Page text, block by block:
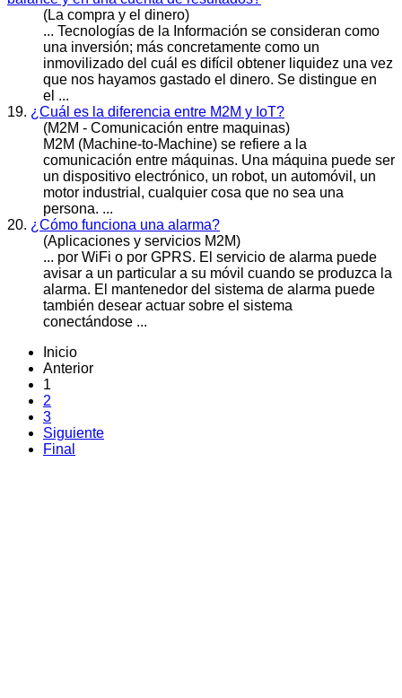
(La compra y el dinero)
... Tecnologías de la Información se consideran como
una inversión; más concretamente como un
inmovil izado del cuál es difícil obtener liquidez una vez
que nos hayamos gastado el dinero. Se distingue en
el ...
19. ¿Cuál es la diferencia entre M2M y IoT?
(M2M - Comunicación entre maquinas)
M2M (Machine-to-Machine) se refiere a la
comunicación entre máquinas. Una máquina puede ser
un dispositivo electrónico, un robot, un automóvil , un
motor industrial, cualquier cosa que no sea una
persona. ...
20. ¿Cómo funciona una alarma?
(Aplicaciones y servicios M2M)
... por WiFi o por GPRS. El servicio de alarma puede
avisar a un particular a su móvil cuando se produzca la
alarma. El mantenedor del sistema de alarma puede
también desear actuar sobre el sistema
conectándose ...
Inicio
Anterior
1
2
3
Siguiente
Final